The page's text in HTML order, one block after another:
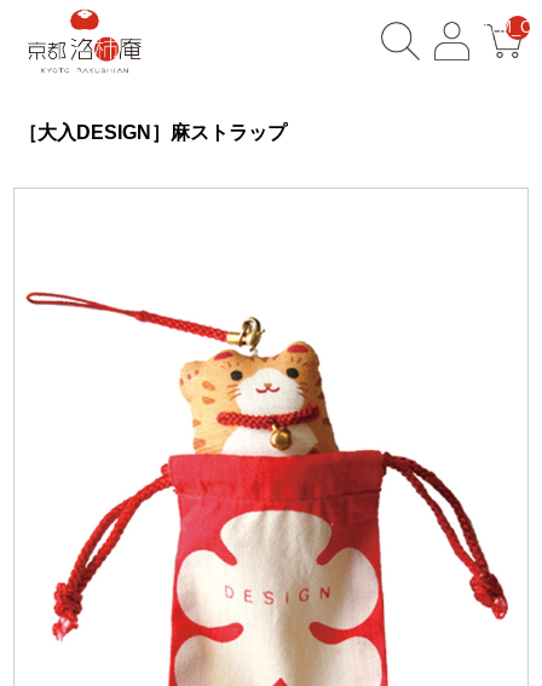
［大入DESIGN］麻ストラップ